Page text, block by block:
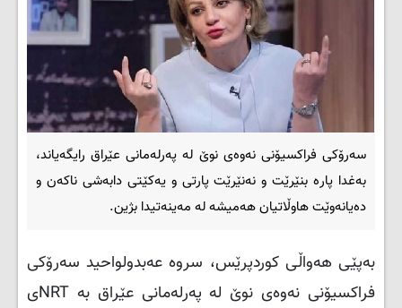
سەرۆکی فراکسیۆنی نەوەی نوێ لە پەرلەمانی عێراق رایگەیاند،
بەغدا پارە بنێرێت و نەنێرێت پارتی و یەکێتی دابەشی ناکەن و
دەیانەوێت هاوڵاتیان هەمیشە لە مەینەتیدا بژین.
بەپێی هەواڵی کوردپرێس، سروە عەبدولواحید سەرۆکی
فراکسیۆنی نەوەی نوێ لە پەرلەمانی عێراق بە NRTی